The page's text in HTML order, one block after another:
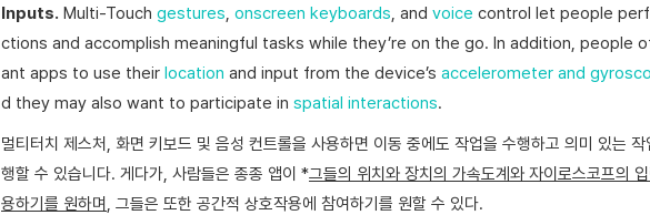
Inputs. Multi-Touch gestures, onscreen keyboards, and voice control let people
ctions and accomplish meaningful tasks while they’re on the go. In addition, people
ant apps to use their location and input from the device’s accelerometer and
d they may also want to participate in spatial interactions.
멀티터치 제스처, 화면 키보드 및 음성 컨트롤을 사용하면 이동 중에도 작업을 수행하고 의미 있는 작
행할 수 있습니다. 게다가, 사람들은 종종 앱이 *그들의 위치와 장치의 가속도계와 자이로스코프의
용하기를 원하며 , 그들은 또한 공간적 상호작용에 참여하기를 원할 수 있다.